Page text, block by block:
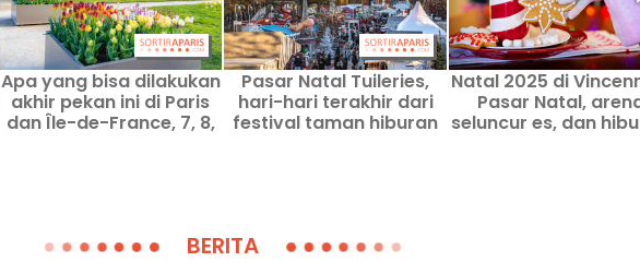
Apa yang bisa dilakukan
akhir pekan ini di Paris
dan Île-de-France, 7, 8,
Pasar Natal Tuileries,
hari-hari terakhir dari
festival taman hiburan
Natal 2025 di
Pasar Natal,
seluncur es, dan
BERITA